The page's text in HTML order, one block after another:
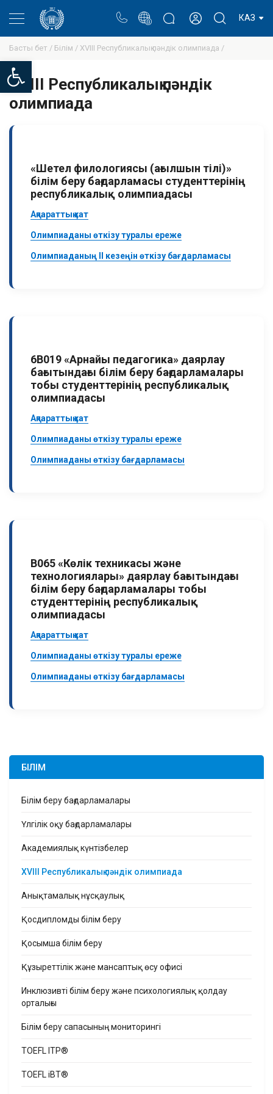
Open toolbar
КАЗ
Басты бет / Білім / XVIII Республикалық пәндік олимпиада /
XVIII Республикалық пәндік
олимпиада
«Шетел филологиясы (ағылшын тілі)»
білім беру бағдарламасы студенттерінің
республикалық олимпиадасы
Ақпараттық хат
Олимпиаданы өткізу туралы ереже
Олимпиаданың II кезеңін өткізу бағдарламасы
6В019 «Арнайы педагогика» даярлау
бағытындағы білім беру бағдарламалары
тобы студенттерінің республикалық
олимпиадасы
Ақпараттық хат
Олимпиаданы өткізу туралы ереже
Олимпиаданы өткізу бағдарламасы
В065 «Көлік техникасы және
технологиялары» даярлау бағытындағы
білім беру бағдарламалары тобы
студенттерінің республикалық
олимпиадасы
Ақпараттық хат
Олимпиаданы өткізу туралы ереже
Олимпиаданы өткізу бағдарламасы
БІЛІМ
Білім беру бағдарламалары
Үлгілік оқу бағдарламалары
Академиялық күнтізбелер
XVIII Республикалық пәндік олимпиада
Анықтамалық нұсқаулық
Қосдипломды білім беру
Қосымша білім беру
Құзыреттілік және мансаптық өсу офисі
Инклюзивті білім беру және психологиялық қолдау
орталығы
Білім беру сапасының мониторингі
TOEFL ITP®
TOEFL iBT®